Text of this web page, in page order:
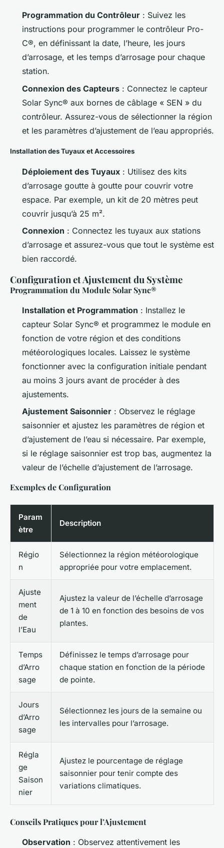
Programmation du Contrôleur : Suivez les
instructions pour programmer le contrôleur Pro-
C®, en définissant la date, l’heure, les jours
d’arrosage, et les temps d’arrosage pour chaque
station.
Connexion des Capteurs : Connectez le capteur
Solar Sync® aux bornes de câblage « SEN » du
contrôleur. Assurez-vous de sélectionner la région
et les paramètres d’ajustement de l’eau appropriés.
Installation des Tuyaux et Accessoires
Déploiement des Tuyaux : Utilisez des kits
d’arrosage goutte à goutte pour couvrir votre
espace. Par exemple, un kit de 20 mètres peut
couvrir jusqu’à 25 m².
Connexion : Connectez les tuyaux aux stations
d’arrosage et assurez-vous que tout le système est
bien raccordé.
Configuration et Ajustement du Système
Programmation du Module Solar Sync®
Installation et Programmation : Installez le
capteur Solar Sync® et programmez le module en
fonction de votre région et des conditions
météorologiques locales. Laissez le système
fonctionner avec la configuration initiale pendant
au moins 3 jours avant de procéder à des
ajustements.
Ajustement Saisonnier : Observez le réglage
saisonnier et ajustez les paramètres de région et
d’ajustement de l’eau si nécessaire. Par exemple,
si le réglage saisonnier est trop bas, augmentez la
valeur de l’échelle d’ajustement de l’arrosage.
Exemples de Configuration
Param
ètre
Description
Régio
n
Sélectionnez la région météorologique
appropriée pour votre emplacement.
Ajuste
ment
de
l’Eau
Ajustez la valeur de l’échelle d’arrosage
de 1 à 10 en fonction des besoins de vos
plantes.
Temps
d’Arro
sage
Définissez le temps d’arrosage pour
chaque station en fonction de la période
de pointe.
Jours
d’Arro
sage
Sélectionnez les jours de la semaine ou
les intervalles pour l’arrosage.
Régla
ge
Saison
nier
Ajustez le pourcentage de réglage
saisonnier pour tenir compte des
variations climatiques.
Conseils Pratiques pour l’Ajustement
Observation : Observez attentivement les